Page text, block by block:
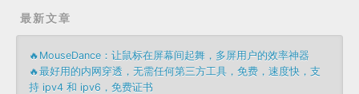
最新文章
🔥MouseDance：让鼠标在屏幕间起舞，多屏用户的效率神器
🔥最好用的内网穿透，无需任何第三方工具，免费，速度快，支
持 ipv4 和 ipv6，免费证书